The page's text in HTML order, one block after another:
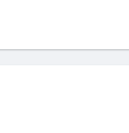
anlatıyor.